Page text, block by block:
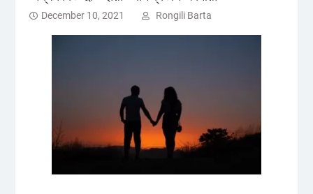
December 10, 2021 Rongili Barta